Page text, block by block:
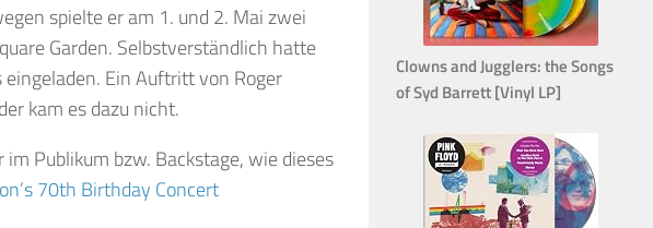
spielte er am 1. und 2. Mai zwei
Garden. Selbstverständlich hatte
eingeladen. Ein Auftritt von Roger
kam es dazu nicht.
Publikum bzw. Backstage, wie dieses
70th Birthday Concert
Clowns and Jugglers: the Songs
of Syd Barrett [Vinyl LP]